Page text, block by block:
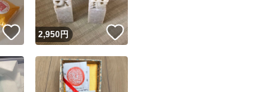
いいね！
2,950円 いいね！